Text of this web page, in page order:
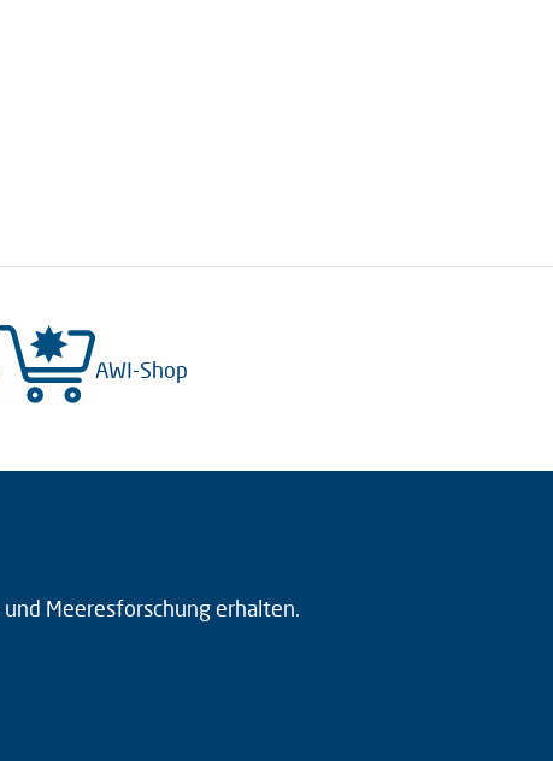
AWI-Shop
Meeresforschung erhalten.